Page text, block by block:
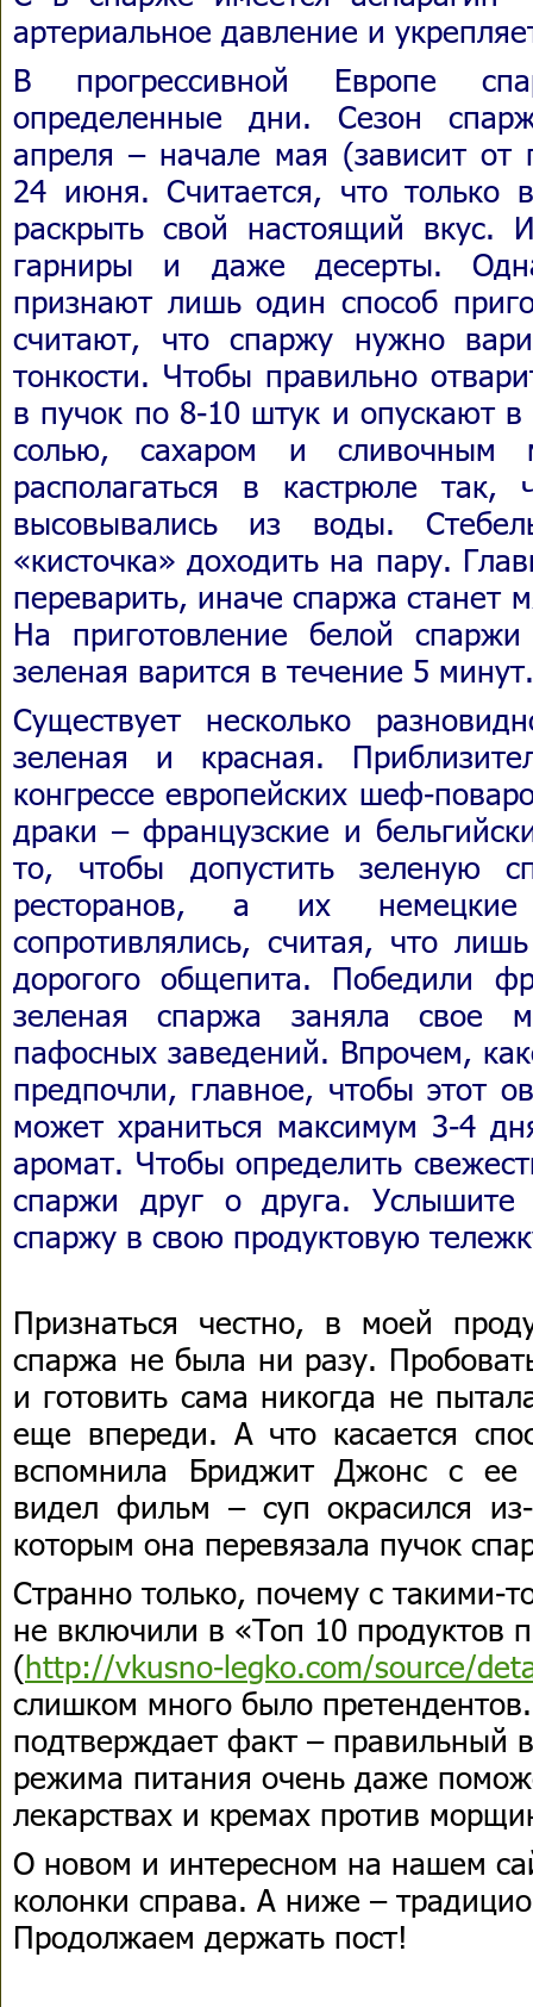
артериальное давление и
В прогрессивной Европе
определенные дни. Сезон
апреля – начале мая (зависит от
24 июня. Считается, что только
раскрыть свой настоящий вкус.
гарниры и даже десерты.
признают лишь один способ
считают, что спаржу нужно
тонкости. Чтобы правильно
в пучок по 8-10 штук и опускают
солью, сахаром и сливочным
располагаться в кастрюле так,
высовывались из воды.
«кисточка» доходить на пару.
переварить, иначе спаржа станет
На приготовление белой
зеленая варится в течение 5 минут.
Существует несколько
зеленая и красная.
конгрессе европейских шеф-
драки – французские и
то, чтобы допустить зеленую
ресторанов, а их немецкие
сопротивлялись, считая, что
дорогого общепита. Победили
зеленая спаржа заняла свое
пафосных заведений. Впрочем,
предпочли, главное, чтобы этот
может храниться максимум 3-4
аромат. Чтобы определить
спаржи друг о друга.
спаржу в свою продуктовую
Признаться честно, в моей
спаржа не была ни разу.
и готовить сама никогда не
еще впереди. А что касается
вспомнила Бриджит Джонс с
видел фильм – суп окрасился
которым она перевязала пучок
Странно только, почему с такими-
не включили в «Топ 10 продуктов
(http://vkusno-legko.com/source/
слишком много было
подтверждает факт – правильный
режима питания очень даже
лекарствах и кремах против
О новом и интересном на нашем
колонки справа. А ниже –
Продолжаем держать пост!